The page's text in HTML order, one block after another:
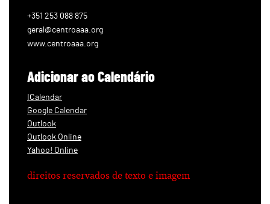
+351 253 088 875
geral@centroaaa.org
www.centroaaa.org
Adicionar ao Calendário
ICalendar
Google Calendar
Outlook
Outlook Online
Yahoo! Online
direitos reservados de texto e imagem